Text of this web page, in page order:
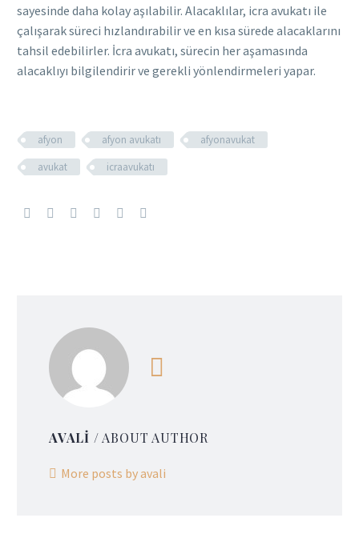
sayesinde daha kolay aşılabilir. Alacaklılar, icra avukatı ile
çalışarak süreci hızlandırabilir ve en kısa sürede alacaklarını
tahsil edebilirler. İcra avukatı, sürecin her aşamasında
alacaklıyı bilgilendirir ve gerekli yönlendirmeleri yapar.
afyon afyon avukatı
afyonavukat
avukat
icraavukatı
AVALI / ABOUT AUTHOR
More posts by avali